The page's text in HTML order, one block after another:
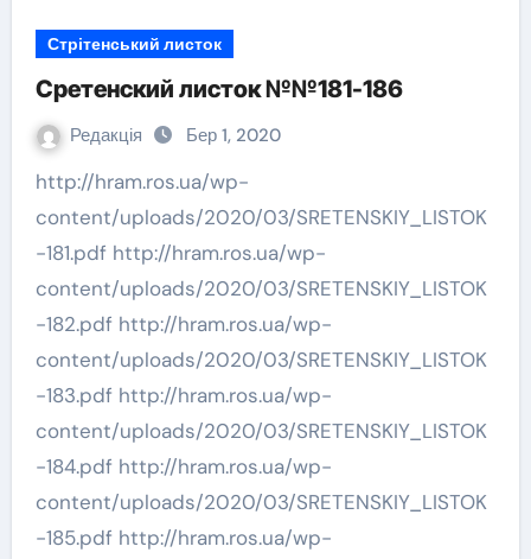
Стрітенський листок
Сретенский листок №№181-186
Редакція Бер 1, 2020
http://hram.ros.ua/wp-
content/uploads/2020/03/SRETENSKIY_LISTOK
-181.pdf http://hram.ros.ua/wp-
content/uploads/2020/03/SRETENSKIY_LISTOK
-182.pdf http://hram.ros.ua/wp-
content/uploads/2020/03/SRETENSKIY_LISTOK
-183.pdf http://hram.ros.ua/wp-
content/uploads/2020/03/SRETENSKIY_LISTOK
-184.pdf http://hram.ros.ua/wp-
content/uploads/2020/03/SRETENSKIY_LISTOK
-185.pdf http://hram.ros.ua/wp-